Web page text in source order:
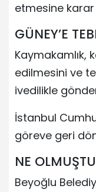
etmesine
GÜNEY’E
Kaymakamlık,
edilmesini ve
ivedilikle
İstanbul
göreve geri
NE
Beyoğlu